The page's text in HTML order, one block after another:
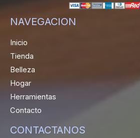
NAVEGACION
Inicio
Tienda
Belleza
Hogar
Herramientas
Contacto
CONTACTANOS